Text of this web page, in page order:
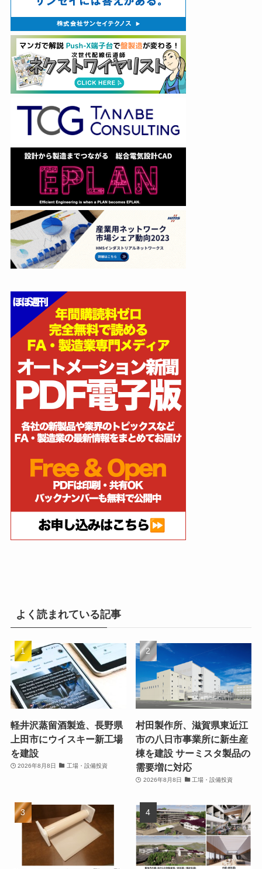
よく読まれている記事
軽井沢蒸留酒製造、長野県
上田市にウイスキー新工場
を建設
2026年8月8日 工場・設備投資
村田製作所、滋賀県東近江
市の八日市事業所に新生産
棟を建設 サーミスタ製品の
需要増に対応
2026年8月8日 工場・設備投資